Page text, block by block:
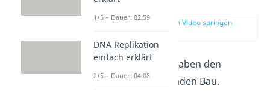
zur Stelle im Video springen
Alle Arten derRNA
haben den
gleichen grundlegenden Bau.
1/5 – Dauer: 02:59
DNA Replikation
einfach erklärt
2/5 – Dauer: 04:08